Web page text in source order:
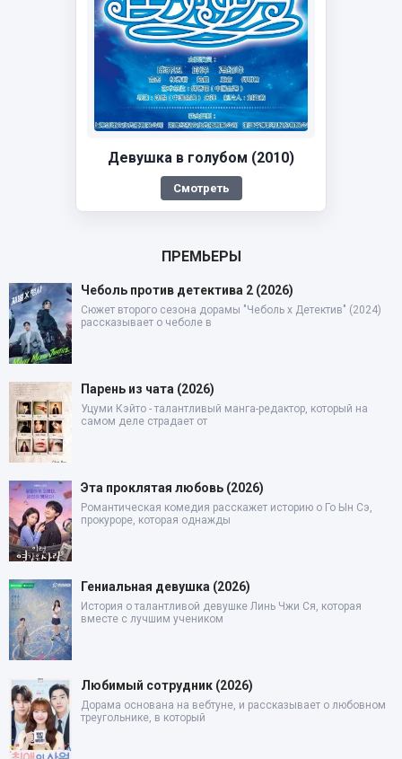
Девушка в голубом (2010)
Смотреть
ПРЕМЬЕРЫ
Чеболь против детектива 2 (2026)
Сюжет второго сезона дорамы "Чеболь x Детектив" (2024)
рассказывает о чеболе в
Парень из чата (2026)
Уцуми Кэйто - талантливый манга-редактор, который на
самом деле страдает от
Эта проклятая любовь (2026)
Романтическая комедия расскажет историю о Го Ын Сэ,
прокуроре, которая однажды
Гениальная девушка (2026)
История о талантливой девушке Линь Чжи Ся, которая
вместе с лучшим учеником
Любимый сотрудник (2026)
Дорама основана на вебтуне, и рассказывает о любовном
треугольнике, в который